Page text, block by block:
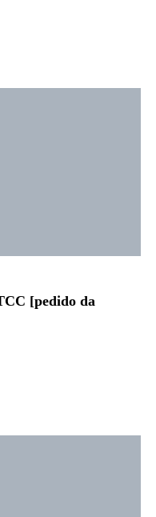
[pedido da